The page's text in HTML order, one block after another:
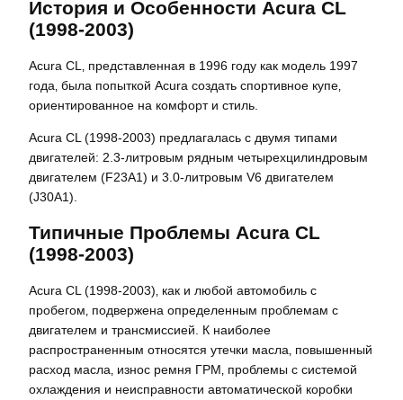
История и Особенности Acura CL
(1998-2003)
Acura CL‚ представленная в 1996 году как модель 1997
года‚ была попыткой Acura создать спортивное купе‚
ориентированное на комфорт и стиль.
Acura CL (1998-2003) предлагалась с двумя типами
двигателей: 2.3-литровым рядным четырехцилиндровым
двигателем (F23A1) и 3.0-литровым V6 двигателем
(J30A1).
Типичные Проблемы Acura CL
(1998-2003)
Acura CL (1998-2003)‚ как и любой автомобиль с
пробегом‚ подвержена определенным проблемам с
двигателем и трансмиссией. К наиболее
распространенным относятся утечки масла‚ повышенный
расход масла‚ износ ремня ГРМ‚ проблемы с системой
охлаждения и неисправности автоматической коробки